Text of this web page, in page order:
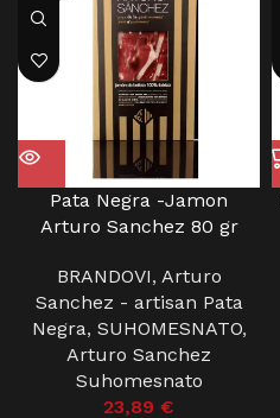
Pata Negra -Jamon
Arturo Sanchez 80 gr
BRANDOVI, Arturo
Sanchez - artisan Pata
Negra, SUHOMESNATO,
Arturo Sanchez
Suhomesnato
23,89 €